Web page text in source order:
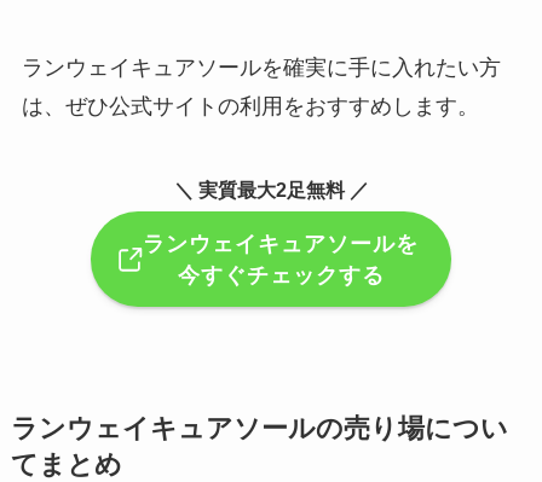
ランウェイキュアソールを確実に手に入れたい方
は、ぜひ公式サイトの利用をおすすめします。
＼ 実質最大2足無料 ／
ランウェイキュアソールを
今すぐチェックする
ランウェイキュアソールの売り場につい
てまとめ